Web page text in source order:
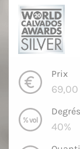
Prix
Degrés
40%